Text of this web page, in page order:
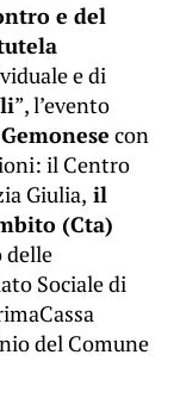
e del
e di
”, l’evento
con
il Centro
Giulia, il
(Cta)
delle
Sociale di
del Comune